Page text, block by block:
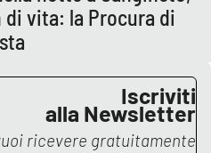
vita: la Procura di
Iscriviti
alla Newsletter
ricevere gratuitamente